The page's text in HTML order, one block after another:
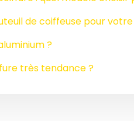
de coiffeuse pour
?
très tendance ?